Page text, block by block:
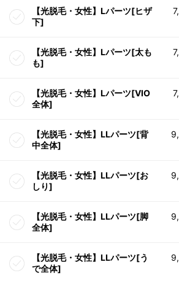
【光脱毛・女性】Lパーツ[ヒザ
下]
【光脱毛・女性】Lパーツ[太も
も]
【光脱毛・女性】Lパーツ[VIO
全体]
【光脱毛・女性】LLパーツ[背
中全体]
【光脱毛・女性】LLパーツ[お
しり]
【光脱毛・女性】LLパーツ[脚
全体]
【光脱毛・女性】LLパーツ[う
で全体]